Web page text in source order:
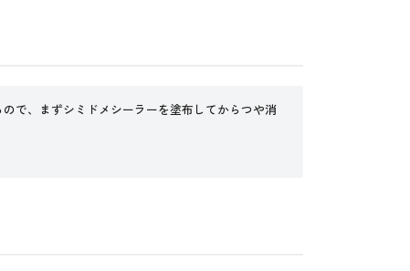
で、まずシミドメシーラーを塗布してからつや消